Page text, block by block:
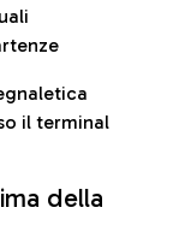
il terminal
della